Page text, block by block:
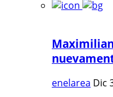
enelarea Dic